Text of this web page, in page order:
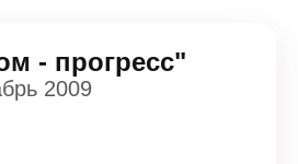
- прогресс"
2009